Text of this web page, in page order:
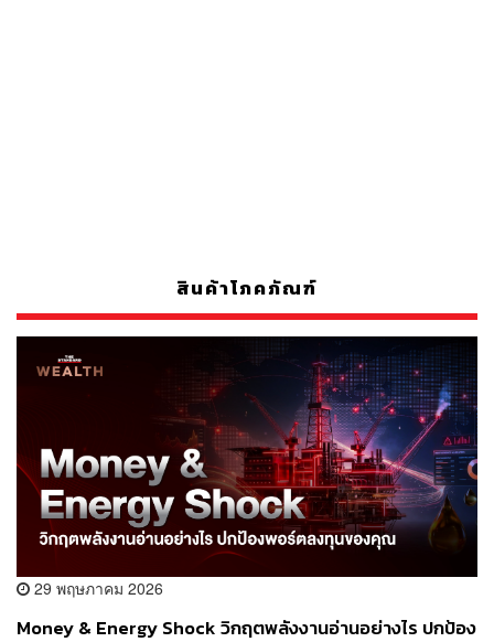
สินค้าโภคภัณฑ์
29 พฤษภาคม 2026
Money & Energy Shock วิกฤตพลังงานอ่านอย่างไร ปกป้อง